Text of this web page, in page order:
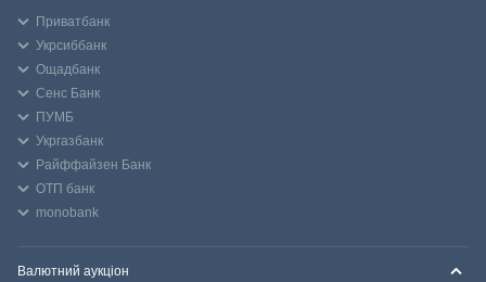
Приватбанк
Укрсиббанк
Ощадбанк
Сенс Банк
ПУМБ
Укргазбанк
Райффайзен Банк
ОТП банк
monobank
Валютний аукціон